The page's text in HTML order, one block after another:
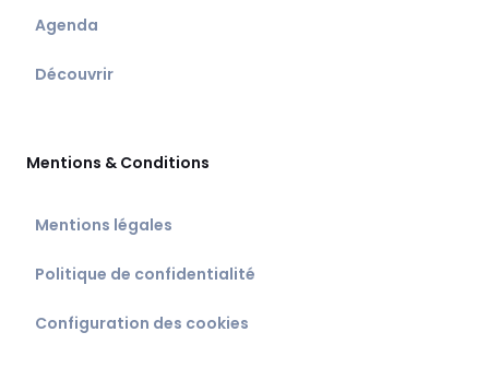
Agenda
Découvrir
Mentions & Conditions
Mentions légales
Politique de confidentialité
Configuration des cookies